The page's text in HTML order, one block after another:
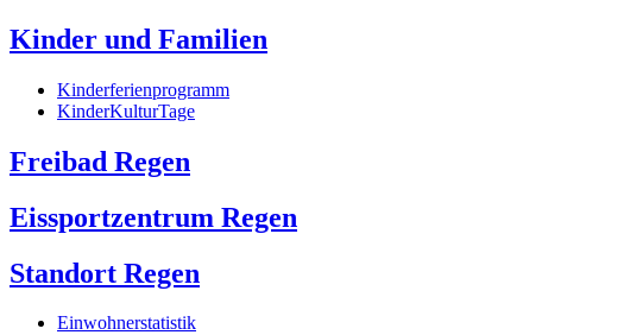
Kinder und Familien
Kinderferienprogramm
KinderKulturTage
Freibad Regen
Eissportzentrum Regen
Standort Regen
Einwohnerstatistik